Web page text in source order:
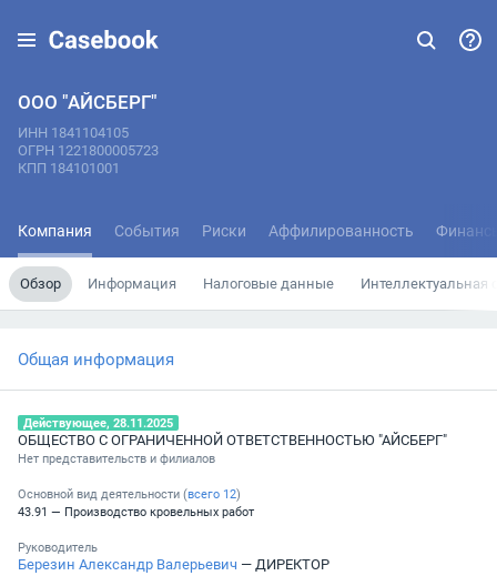
ООО "АЙСБЕРГ"
ИНН 1841104105
ОГРН 1221800005723
КПП 184101001
Компания События Риски Аффилированность
Обзор Информация Налоговые данные Интеллектуальная
Общая информация
Действующее, 28.11.2025
ОБЩЕСТВО С ОГРАНИЧЕННОЙ ОТВЕТСТВЕННОСТЬЮ "АЙСБЕРГ"
Нет представительств и филиалов
Основной вид деятельности (всего 12)
43.91 — Производство кровельных работ
Руководитель
Березин Александр Валерьевич — ДИРЕКТОР